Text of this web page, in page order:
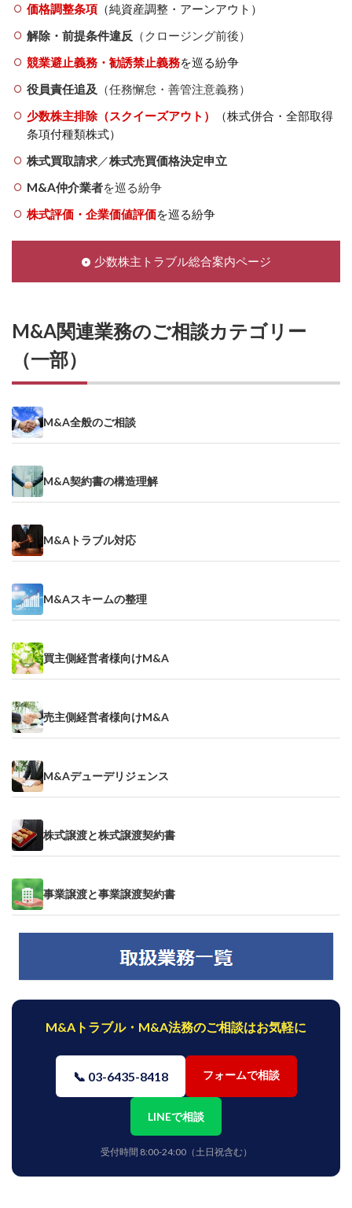
価格調整条項（純資産調整・アーンアウト）
解除・前提条件違反 （クロージング前後）
競業避止義務・勧誘禁止義務を巡る紛争
役員責任追及 （任務懈怠・善管注意義務）
少数株主排除（スクイーズアウト）
（株式併合・全部取得
条項付種類株式）
株式買取請求／株式売買価格決定申立
M&A仲介業者を巡る紛争
株式評価・企業価値評価を巡る紛争
少数株主トラブル総合案内ページ
M&A関連業務のご相談カテゴリー
（一部）
M&A全般のご相談
M&A契約書の構造理解
M&Aトラブル対応
M&Aスキームの整理
買主側経営者様向けM&A
売主側経営者様向けM&A
M&Aデューデリジェンス
株式譲渡と株式譲渡契約書
事業譲渡と事業譲渡契約書
M&Aトラブル・M&A法務のご相談はお気軽に
📞 03-6435-8418 フォームで相談
LINEで相談
受付時間 8:00-24:00（土日祝含む）